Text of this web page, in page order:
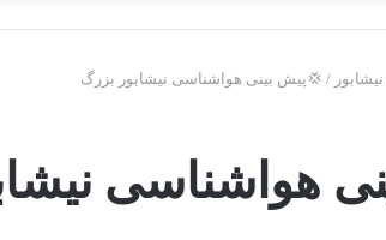
/ 💢پیش بینی هواشناسی نیشابور بزرگ
هواشناسی